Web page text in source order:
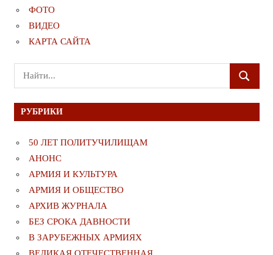
ФОТО
ВИДЕО
КАРТА САЙТА
Поиск
для:
ПОИСК
РУБРИКИ
50 ЛЕТ ПОЛИТУЧИЛИЩАМ
АНОНС
АРМИЯ И КУЛЬТУРА
АРМИЯ И ОБЩЕСТВО
АРХИВ ЖУРНАЛА
БЕЗ СРОКА ДАВНОСТИ
В ЗАРУБЕЖНЫХ АРМИЯХ